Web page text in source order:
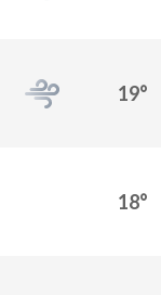
19°
18°